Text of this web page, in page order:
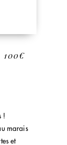
!
marais
et